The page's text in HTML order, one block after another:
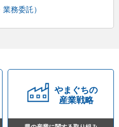
務委託）
やまぐちの
産業戦略